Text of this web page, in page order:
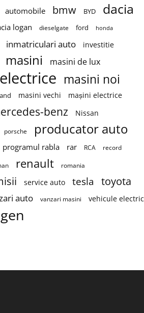
automobile bmw BYD dacia
logan dieselgate ford honda
inmatriculari auto investitie
masini masini de lux
masini noi
masini vechi
mașini electrice
benz Nissan
porsche producator auto
programul rabla rar RCA record
renault romania
service auto tesla toyota
auto vanzari masini vehicule